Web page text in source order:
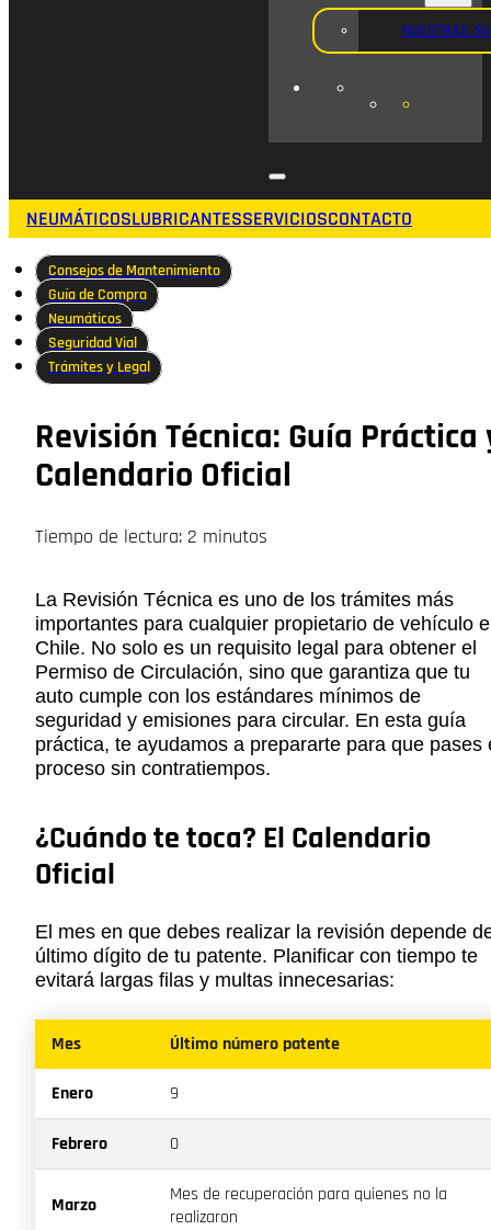
NUESTRAS
NEUMÁTICOSLUBRICANTESSERVICIOSCONTACTO
Consejos de Mantenimiento
Guía de Compra
Neumáticos
Seguridad Vial
Trámites y Legal
Revisión Técnica: Guía Práctica
Calendario Oficial
Tiempo de lectura: 2 minutos
La Revisión Técnica es uno de los trámites más
importantes para cualquier propietario de vehículo
Chile. No solo es un requisito legal para obtener el
Permiso de Circulación, sino que garantiza que tu
auto cumple con los estándares mínimos de
seguridad y emisiones para circular. En esta guía
práctica, te ayudamos a prepararte para que pases
proceso sin contratiempos.
¿Cuándo te toca? El Calendario
Oficial
El mes en que debes realizar la revisión depende
último dígito de tu patente. Planificar con tiempo te
evitará largas filas y multas innecesarias:
Mes Último número patente
Enero 9
Febrero 0
Marzo
Mes de recuperación para quienes no la
realizaron